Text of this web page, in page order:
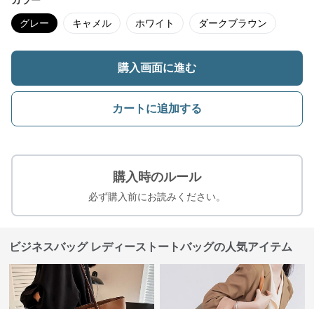
グレー キャメル ホワイト ダークブラウン
購入画面に進む
カートに追加する
購入時のルール
必ず購入前にお読みください。
ビジネスバッグ レディーストートバッグの人気アイテム